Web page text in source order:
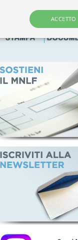
farmacisti non titolari italiani
ACCETTO